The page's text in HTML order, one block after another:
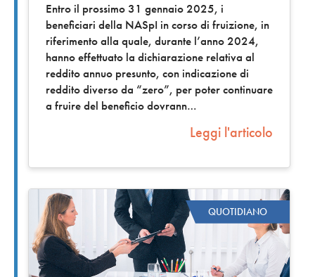
Entro il prossimo 31 gennaio 2025, i
beneficiari della NASpI in corso di fruizione, in
riferimento alla quale, durante l’anno 2024,
hanno effettuato la dichiarazione relativa al
reddito annuo presunto, con indicazione di
reddito diverso da “zero”, per poter continuare
a fruire del beneficio dovrann
Leggi l'articolo
QUOTIDIANO